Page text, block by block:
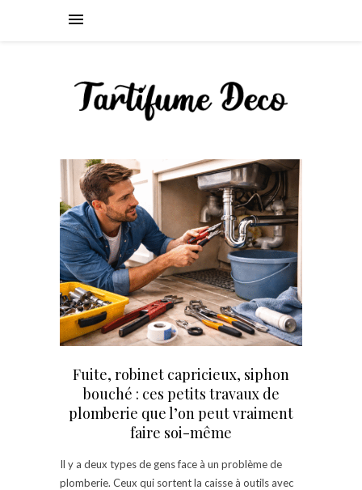
Fuite, robinet capricieux, siphon
bouché : ces petits travaux de
plomberie que l’on peut vraiment
faire soi-même
Il y a deux types de gens face à un problème de
plomberie. Ceux qui sortent la caisse à outils avec